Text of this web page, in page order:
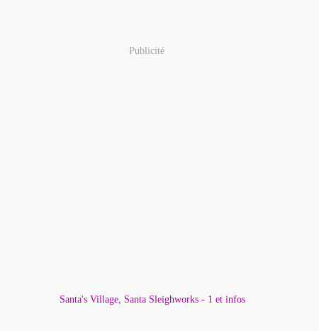
Publicité